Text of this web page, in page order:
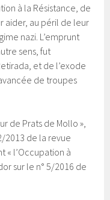
à la Résistance, de
aider, au péril de leur
nazi. L’emprunt
sens, fut
et de l’exode
de troupes
de Prats de Mollo »,
2013 de la revue
« l’Occupation à
sur le n° 5/2016 de